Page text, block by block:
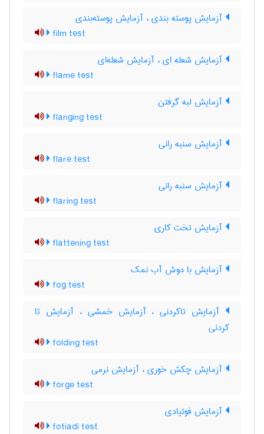
آزمایش پوسته بندی ، آزمایش پوسته‌بندی
film test
آزمایش شعله ای ، آزمایش شعله‌ای
flame test
آزمایش لبه گرفتن
flanging test
آزمایش سنبه رانی
flare test
آزمایش سنبه رانی
flaring test
آزمایش تخت کاری
flattening test
آزمایش با دوش آب نمک
fog test
آزمایش تاکردنی ، آزمایش خمشی ، آزمایش تا
کردنی
folding test
آزمایش چکش خوری ، آزمایش نرمی
forge test
آزمایش فوتیادی
fotiadi test